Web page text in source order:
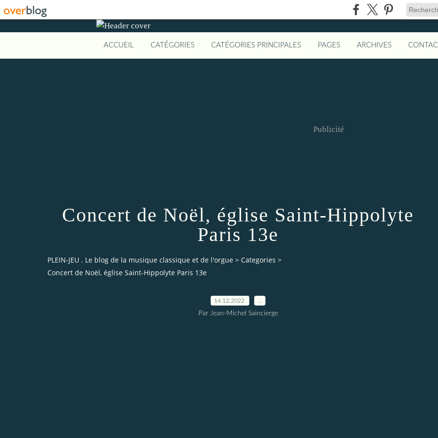
ACCUEIL CATÉGORIES CATÉGORIES PRINCIPALES PAGES ARCHIVES
Publicité
Concert de Noël, église Saint-Hippolyte
Paris 13e
PLEIN-JEU . Le blog de la musique classique et de l'orgue > Categories >
Concert de Noël, église Saint-Hippolyte Paris 13e
14.12.2022
Par Jean-Michel Saincierge